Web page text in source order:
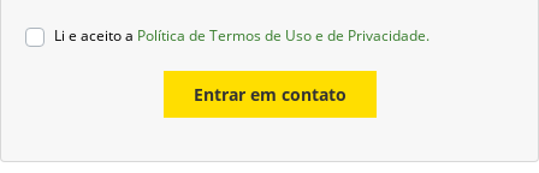
Li e aceito a Política de Termos de Uso e de Privacidade.
Entrar em contato